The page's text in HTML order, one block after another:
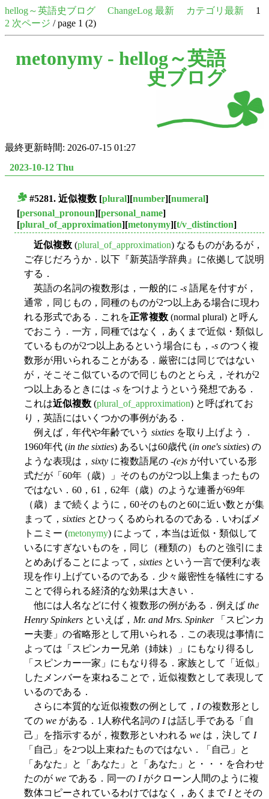
hellog～英語史ブログ ChangeLog 最新 カテゴリ最新 1
2 次ページ / page 1 (2)
metonymy - hellog～英語
史ブログ
最終更新時間: 2026-07-15 01:27
2023-10-12 Thu
#5281. 近似複数 [plural][number][numeral]
[personal_pronoun][personal_name]
[plural_of_approximation][metonymy][t/v_distinction]
近似複数 (plural_of_approximation) なるものがあるが，
ご存じだろうか．以下『新英語学辞典』に依拠して説明
する．
英語の名詞の複数形は，一般的に -s 語尾を付すが，
通常，同じもの，同種のものが2つ以上ある場合に現わ
れる形式である．これを正常複数 (normal plural) と呼ん
でおこう．一方，同種ではなく，あくまで近似・類似し
ているものが2つ以上あるという場合にも，-s のつく複
数形が用いられることがある．厳密には同じではない
が，そこそこ似ているので同じものととらえ，それが2
つ以上あるときには -s をつけようという発想である．
これは近似複数 (plural_of_approximation) と呼ばれてお
り，英語にはいくつかの事例がある．
例えば，年代や年齢でいう sixties を取り上げよう．
1960年代 (in the sixties) あるいは60歳代 (in one's sixties) の
ような表現は， sixty に複数語尾の -(e)s が付いている形
式だが「60年（歳）」そのものが2つ以上集まったもの
ではない．60，61，62年（歳）のような連番が69年
（歳）まで続くように，60そのものと60に近い数とが集
まって， sixties とひっくるめられるのである．いわばメ
トニミー (metonymy) によって，本当は近似・類似して
いるにすぎないものを，同じ（種類の）ものと強引にま
とめあげることによって， sixties という一言で便利な表
現を作り上げているのである．少々厳密性を犠牲にする
ことで得られる経済的な効果は大きい．
他には人名などに付く複数形の例がある．例えば the
Henry Spinkers といえば， Mr. and Mrs. Spinker「スピンカ
ー夫妻」の省略形として用いられる．この表現は事情に
よっては「スピンカー兄弟（姉妹）」にもなり得るし
「スピンカー一家」にもなり得る．家族として「近似」
したメンバーを束ねることで，近似複数として表現して
いるのである．
さらに本質的な近似複数の例として， Iの複数形とし
ての we がある．1人称代名詞の Iは話し手である「自
己」を指示するが，複数形といわれる we は，決して I
「自己」を2つ以上束ねたものではない．「自己」と
「あなた」と「あなた」と「あなた」と・・・を合わせ
たのが we である．同一の Iがクローン人間のように複
数体コピーされているわけではなく，あくまで Iとその